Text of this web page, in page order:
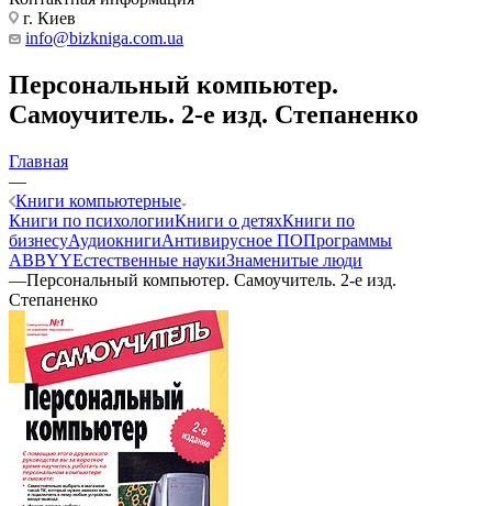
г. Киев
info@bizkniga.com.ua
Персональный компьютер.
Самоучитель. 2-е изд. Степаненко
Главная
—
Книги компьютерные
Книги по психологииКниги о детяхКниги по
бизнесуАудиокнигиАнтивирусное ПОПрограммы
ABBYYЕстественные наукиЗнаменитые люди
—Персональный компьютер. Самоучитель. 2-е изд.
Степаненко